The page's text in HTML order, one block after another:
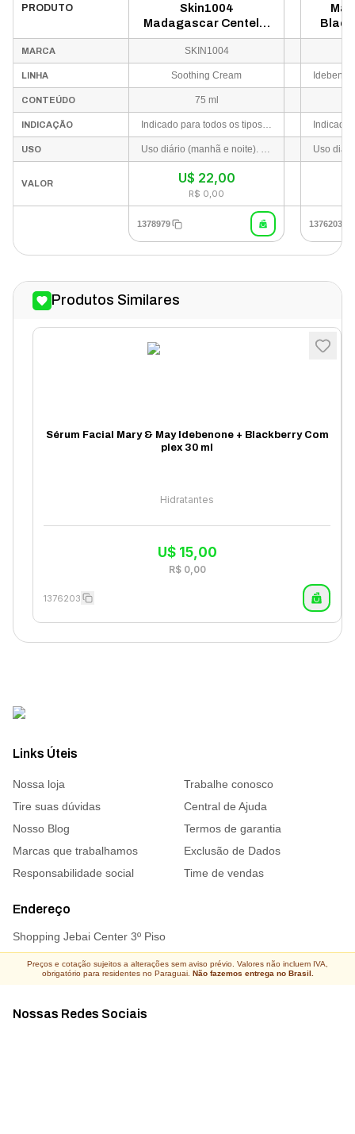
PRODUTO
Skin1004
Madagascar Centella
Soothing 75ml
MARCA SKIN1004
LINHA Soothing Cream
CONTEÚDO 75 ml
INDICAÇÃO Indicado para todos os tipos de pele, especialmente peles sensíveis, reativas, acneicas, com vermelhidão ou barreira cutânea danificada.
USO Uso diário (manhã e noite). Como última etapa da rotina de cuidados (antes do protetor solar pela manhã), aplique uma quantidade adequada sobre o rosto e o pescoço, espalhando suavemente e dando leves batidinhas para melhor absorção.
VALOR U$ 22,00
R$ 0,00
1378979 1376203
Produtos Similares
Sérum Facial Mary & May Idebenone + Blackberry Com
plex 30 ml
Hidratantes
U$ 15,00
R$ 0,00
1376203
Links Úteis
Nossa loja
Trabalhe conosco
Tire suas dúvidas
Central de Ajuda
Nosso Blog
Termos de garantia
Marcas que trabalhamos
Exclusão de Dados
Responsabilidade social
Time de vendas
Endereço
Shopping Jebai Center 3º Piso
Nossas Redes Sociais
Preços e cotação sujeitos a alterações sem aviso prévio. Valores não incluem IVA,
obrigatório para residentes no Paraguai. Não fazemos entrega no Brasil.